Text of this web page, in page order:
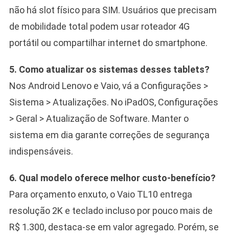
não há slot físico para SIM. Usuários que precisam
de mobilidade total podem usar roteador 4G
portátil ou compartilhar internet do smartphone.
5. Como atualizar os sistemas desses tablets?
Nos Android Lenovo e Vaio, vá a Configurações >
Sistema > Atualizações. No iPadOS, Configurações
> Geral > Atualização de Software. Manter o
sistema em dia garante correções de segurança
indispensáveis.
6. Qual modelo oferece melhor custo-benefício?
Para orçamento enxuto, o Vaio TL10 entrega
resolução 2K e teclado incluso por pouco mais de
R$ 1.300, destaca-se em valor agregado. Porém, se